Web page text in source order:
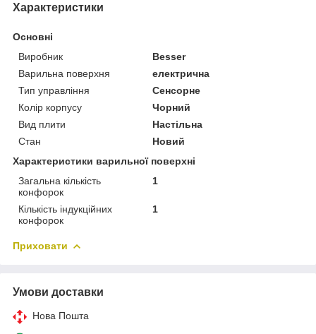
Характеристики
Основні
Виробник
Besser
Варильна поверхня
електрична
Тип управління
Сенсорне
Колір корпусу
Чорний
Вид плити
Настільна
Стан
Новий
Характеристики варильної поверхні
Загальна кількість
конфорок
1
Кількість індукційних
конфорок
1
Приховати
Умови доставки
Нова Пошта